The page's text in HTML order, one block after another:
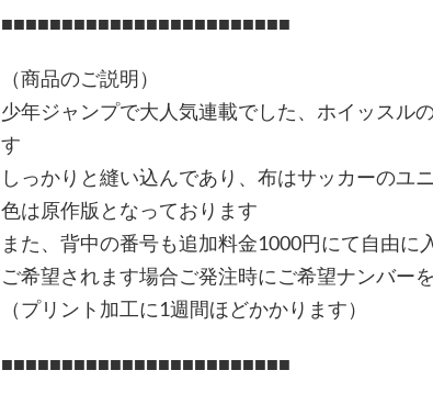
■■■■■■■■■■■■■■■■■■■■■■■■
（商品のご説明）
少年ジャンプで大人気連載でした、ホイッスル
す
しっかりと縫い込んであり、布はサッカーのユ
色は原作版となっております
また、背中の番号も追加料金1000円にて自由に
ご希望されます場合ご発注時にご希望ナンバー
（プリント加工に1週間ほどかかります）
■■■■■■■■■■■■■■■■■■■■■■■■